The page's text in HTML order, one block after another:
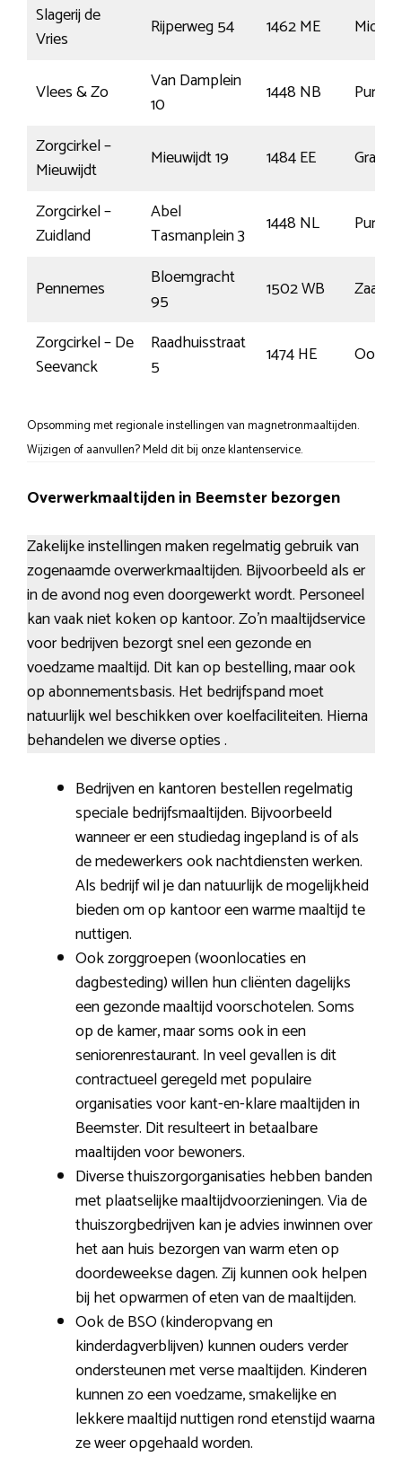
Slagerij de
Vries
Rijperweg 54 1462 ME
Vlees & Zo
Van Damplein
10
1448 NB
Zorgcirkel –
Mieuwijdt
Mieuwijdt 19 1484 EE
Graft
Zorgcirkel –
Zuidland
Abel
Tasmanplein 3
1448 NL
Pennemes
Bloemgracht
95
1502 WB
Zorgcirkel – De
Seevanck
Raadhuisstraat
5
1474 HE
Opsomming met regionale instellingen van magnetronmaaltijden.
Wijzigen of aanvullen? Meld dit bij onze klantenservice.
Overwerkmaaltijden in Beemster bezorgen
Zakelijke instellingen maken regelmatig gebruik van
zogenaamde overwerkmaaltijden. Bijvoorbeeld als er
in de avond nog even doorgewerkt wordt. Personeel
kan vaak niet koken op kantoor. Zo’n maaltijdservice
voor bedrijven bezorgt snel een gezonde en
voedzame maaltijd. Dit kan op bestelling, maar ook
op abonnementsbasis. Het bedrijfspand moet
natuurlijk wel beschikken over koelfaciliteiten. Hierna
behandelen we diverse opties .
Bedrijven en kantoren bestellen regelmatig
speciale bedrijfsmaaltijden. Bijvoorbeeld
wanneer er een studiedag ingepland is of als
de medewerkers ook nachtdiensten werken.
Als bedrijf wil je dan natuurlijk de mogelijkheid
bieden om op kantoor een warme maaltijd te
nuttigen.
Ook zorggroepen (woonlocaties en
dagbesteding) willen hun cliënten dagelijks
een gezonde maaltijd voorschotelen. Soms
op de kamer, maar soms ook in een
seniorenrestaurant. In veel gevallen is dit
contractueel geregeld met populaire
organisaties voor kant-en-klare maaltijden in
Beemster. Dit resulteert in betaalbare
maaltijden voor bewoners.
Diverse thuiszorgorganisaties hebben banden
met plaatselijke maaltijdvoorzieningen. Via de
thuiszorgbedrijven kan je advies inwinnen over
het aan huis bezorgen van warm eten op
doordeweekse dagen. Zij kunnen ook helpen
bij het opwarmen of eten van de maaltijden.
Ook de BSO (kinderopvang en
kinderdagverblijven) kunnen ouders verder
ondersteunen met verse maaltijden. Kinderen
kunnen zo een voedzame, smakelijke en
lekkere maaltijd nuttigen rond etenstijd waarna
ze weer opgehaald worden.